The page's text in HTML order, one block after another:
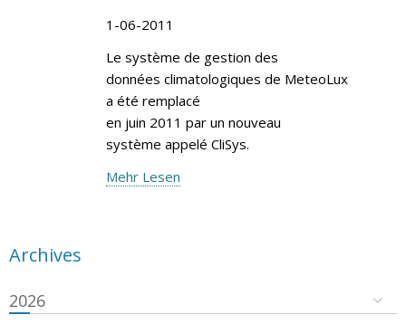
1-06-2011
Le système de gestion des
données climatologiques de MeteoLux
a été remplacé
en juin 2011 par un nouveau
système appelé CliSys.
Mehr Lesen
Archives
2026